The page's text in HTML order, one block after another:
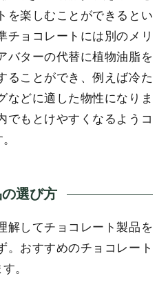
を楽しむことができるとい
チョコレートには別のメリ
バターの代替に植物油脂を
ることができ、例えば冷た
などに適した物性になりま
でもとけやすくなるようコ
選び方
解してチョコレート製品を
。おすすめのチョコレート
。